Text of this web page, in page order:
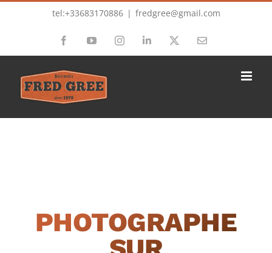
tel:+33683170886 | fredgree@gmail.com
FacebookYouTubeInstagramLinkedIn Email
PHOTOGRAPHE